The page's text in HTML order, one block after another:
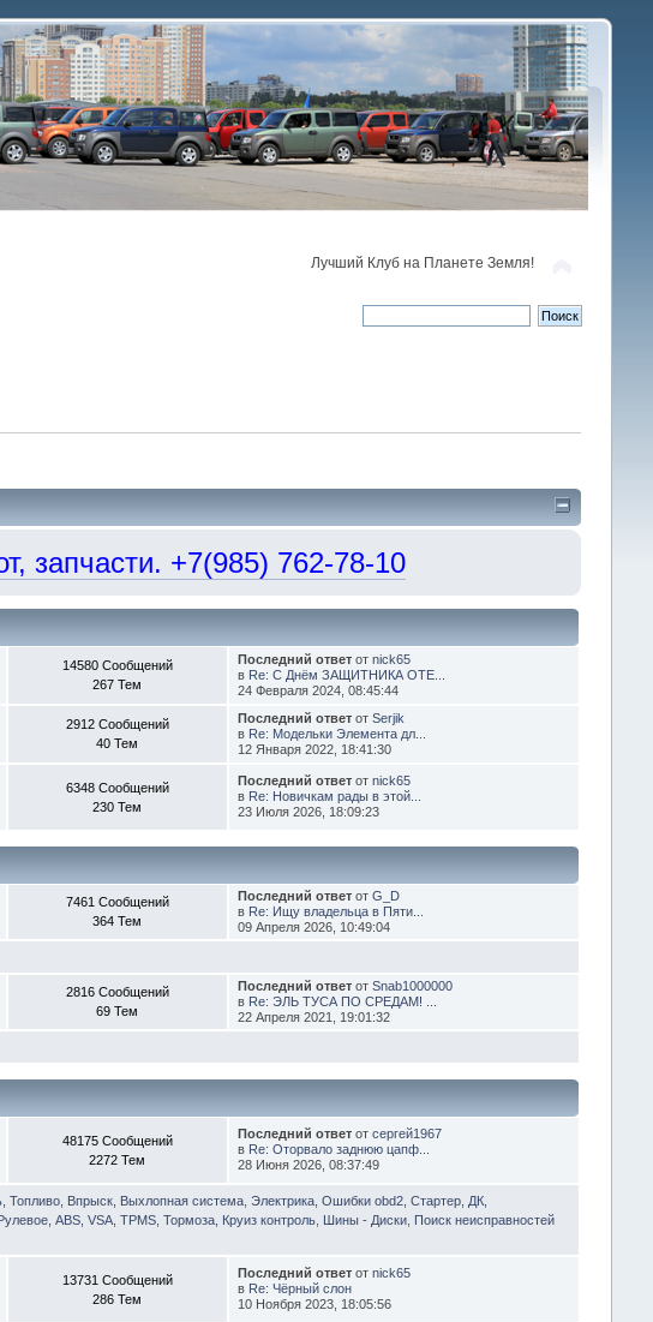
Лучший Клуб на Планете Земля!
+7(985) 762-78-10
14580 Сообщений
267 Тем
Последний ответ отnick65
в Re: С Днём ЗАЩИТНИКА ОТЕ...
24 Февраля 2024, 08:45:44
2912 Сообщений
40 Тем
Последний ответ отSerjik
в Re: Модельки Элемента дл...
12 Января 2022, 18:41:30
6348 Сообщений
230 Тем
Последний ответ отnick65
в Re: Новичкам рады в этой...
23 Июля 2026, 18:09:23
7461 Сообщений
364 Тем
Последний ответ отG_D
в Re: Ищу владельца в Пяти...
09 Апреля 2026, 10:49:04
2816 Сообщений
69 Тем
Последний ответ отSnab1000000
в Re: ЭЛЬ ТУСА ПО СРЕДАМ! ...
22 Апреля 2021, 19:01:32
48175 Сообщений
2272 Тем
Последний ответ отсергей1967
в Re: Оторвало заднюю цапф...
28 Июня 2026, 08:37:49
Топливо, Впрыск, Выхлопная система, Электрика, Ошибки obd2, Стартер, ДК,
ABS, VSA, TPMS, Тормоза, Круиз контроль, Шины - Диски, Поиск неисправностей
13731 Сообщений
286 Тем
Последний ответ отnick65
в Re: Чёрный слон
10 Ноября 2023, 18:05:56